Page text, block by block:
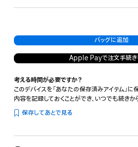
バッグに追加
Apple Payで注文手続き
考える時間が必要ですか？
このデバイスを「あなたの保存済みアイテム」に
内容を記録しておくことができ、いつでも続きか
保存してあとで見る